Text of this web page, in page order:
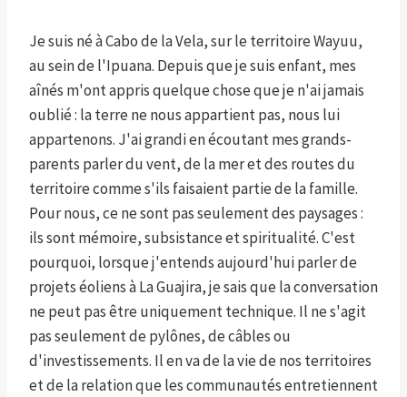
Je suis né à Cabo de la Vela, sur le territoire Wayuu,
au sein de l'Ipuana. Depuis que je suis enfant, mes
aînés m'ont appris quelque chose que je n'ai jamais
oublié : la terre ne nous appartient pas, nous lui
appartenons. J'ai grandi en écoutant mes grands-
parents parler du vent, de la mer et des routes du
territoire comme s'ils faisaient partie de la famille.
Pour nous, ce ne sont pas seulement des paysages :
ils sont mémoire, subsistance et spiritualité. C'est
pourquoi, lorsque j'entends aujourd'hui parler de
projets éoliens à La Guajira, je sais que la conversation
ne peut pas être uniquement technique. Il ne s'agit
pas seulement de pylônes, de câbles ou
d'investissements. Il en va de la vie de nos territoires
et de la relation que les communautés entretiennent